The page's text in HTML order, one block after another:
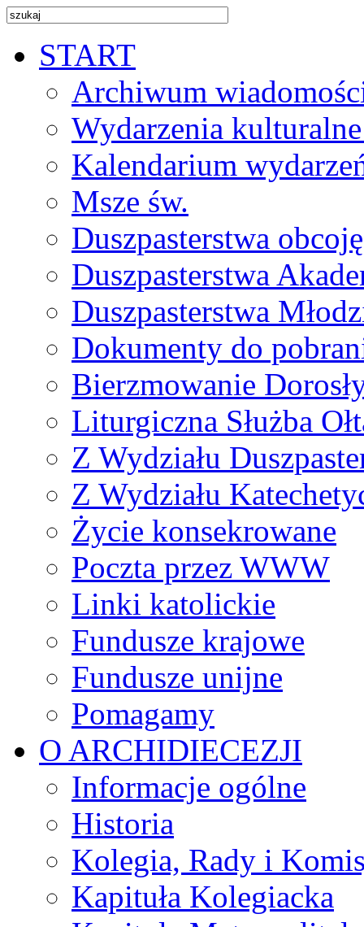
START
Archiwum
Wydarzenia
Kalendarium
Msze św.
Duszpasterstwa
Duszpasterstwa
Duszpasterstwa
Dokumenty do
Bierzmowanie
Liturgiczna Służba
Z Wydziału
Z Wydziału
Życie konsekrowane
Poczta przez WWW
Linki katolickie
Fundusze krajowe
Fundusze unijne
Pomagamy
O ARCHIDIECEZJI
Informacje ogólne
Historia
Kolegia, Rady i
Kapituła Kolegiacka